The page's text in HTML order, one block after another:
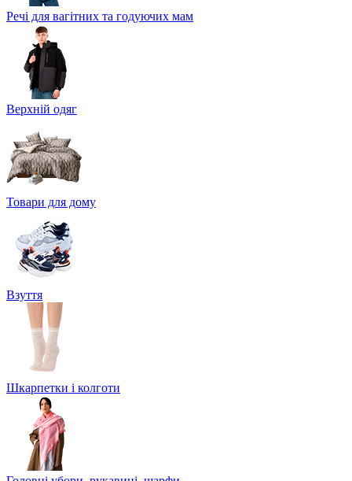
Речі для вагітних та годуючих мам
Верхній одяг
Товари для дому
Взуття
Шкарпетки і колготи